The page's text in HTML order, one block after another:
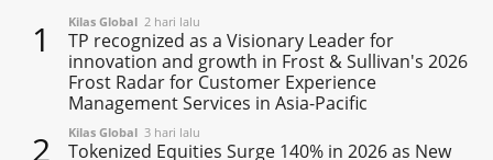
1 Kilas Global 2 hari lalu
TP recognized as a Visionary Leader for
innovation and growth in Frost & Sullivan's 2026
Frost Radar for Customer Experience
Management Services in Asia-Pacific
2 Kilas Global 3 hari lalu
Tokenized Equities Surge 140% in 2026 as New